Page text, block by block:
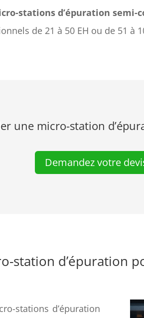
stations d’épuration semi-
de 21 à 50 EH ou de 51 à
une micro-station
Demandez votre
station d’épuration
stations d’épuration